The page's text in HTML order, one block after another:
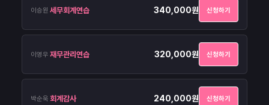
이승원 세무회계연습 340,000원 신청하기
이영우 재무관리연습 320,000원 신청하기
박순욱 회계감사 240,000원 신청하기